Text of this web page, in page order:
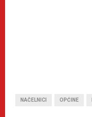
NAČELNICI OPĆINE